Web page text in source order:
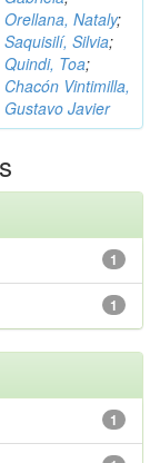
Orellana, Nataly;
Saquisilí, Silvia;
Quindi, Toa;
Chacón Vintimilla,
Gustavo Javier
1
1
1